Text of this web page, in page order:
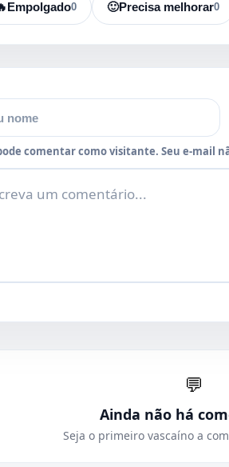
0
Empolgado 🙂 0
Precisa melhorar
comentar como visitante. Seu e-mail
💬
Ainda não há
Seja o primeiro vascaíno a